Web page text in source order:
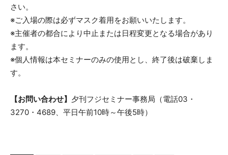
さい。
※ご入場の際は必ずマスク着用をお願いいたします。
※主催者の都合により中止または日程変更となる場合があり
ます。
※個人情報は本セミナーのみの使用とし、終了後は破棄しま
す。
【お問い合わせ】 夕刊フジセミナー事務局（電話03・
3270・4689、平日午前10時～午後5時）